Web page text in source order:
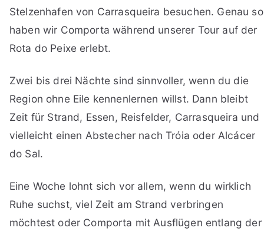
Stelzenhafen von Carrasqueira besuchen. Genau so
haben wir Comporta während unserer Tour auf der
Rota do Peixe erlebt.
Zwei bis drei Nächte sind sinnvoller, wenn du die
Region ohne Eile kennenlernen willst. Dann bleibt
Zeit für Strand, Essen, Reisfelder, Carrasqueira und
vielleicht einen Abstecher nach Tróia oder Alcácer
do Sal.
Eine Woche lohnt sich vor allem, wenn du wirklich
Ruhe suchst, viel Zeit am Strand verbringen
möchtest oder Comporta mit Ausflügen entlang der